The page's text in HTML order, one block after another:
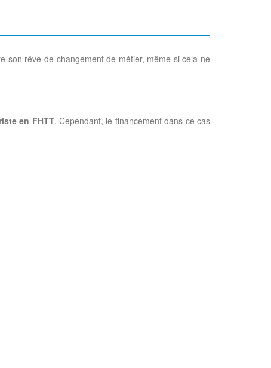
son rêve de changement de métier, même si cela ne
en FHTT. Cependant, le financement dans ce cas